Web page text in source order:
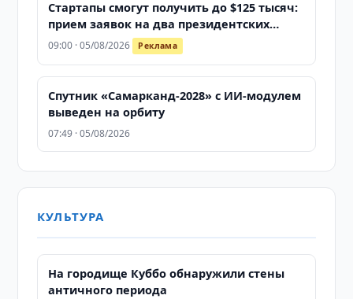
Стартапы смогут получить до $125 тысяч:
прием заявок на два президентских
конкурса продолжается
09:00 · 05/08/2026 Реклама
Спутник «Самарканд-2028» с ИИ-модулем
выведен на орбиту
07:49 · 05/08/2026
КУЛЬТУРА
На городище Куббо обнаружили стены
античного периода